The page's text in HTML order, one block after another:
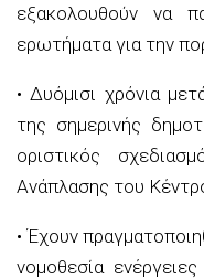
εξακολουθούν να
ερωτήματα για την
• Δυόμισι χρόνια
της σημερινής
οριστικός
Ανάπλασης του
• Έχουν
νομοθεσία